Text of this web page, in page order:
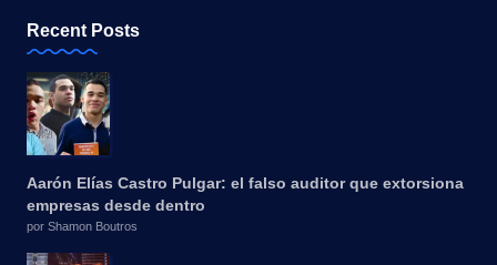
Recent Posts
Aarón Elías Castro Pulgar: el falso auditor que extorsiona
empresas desde dentro
por Shamon Boutros